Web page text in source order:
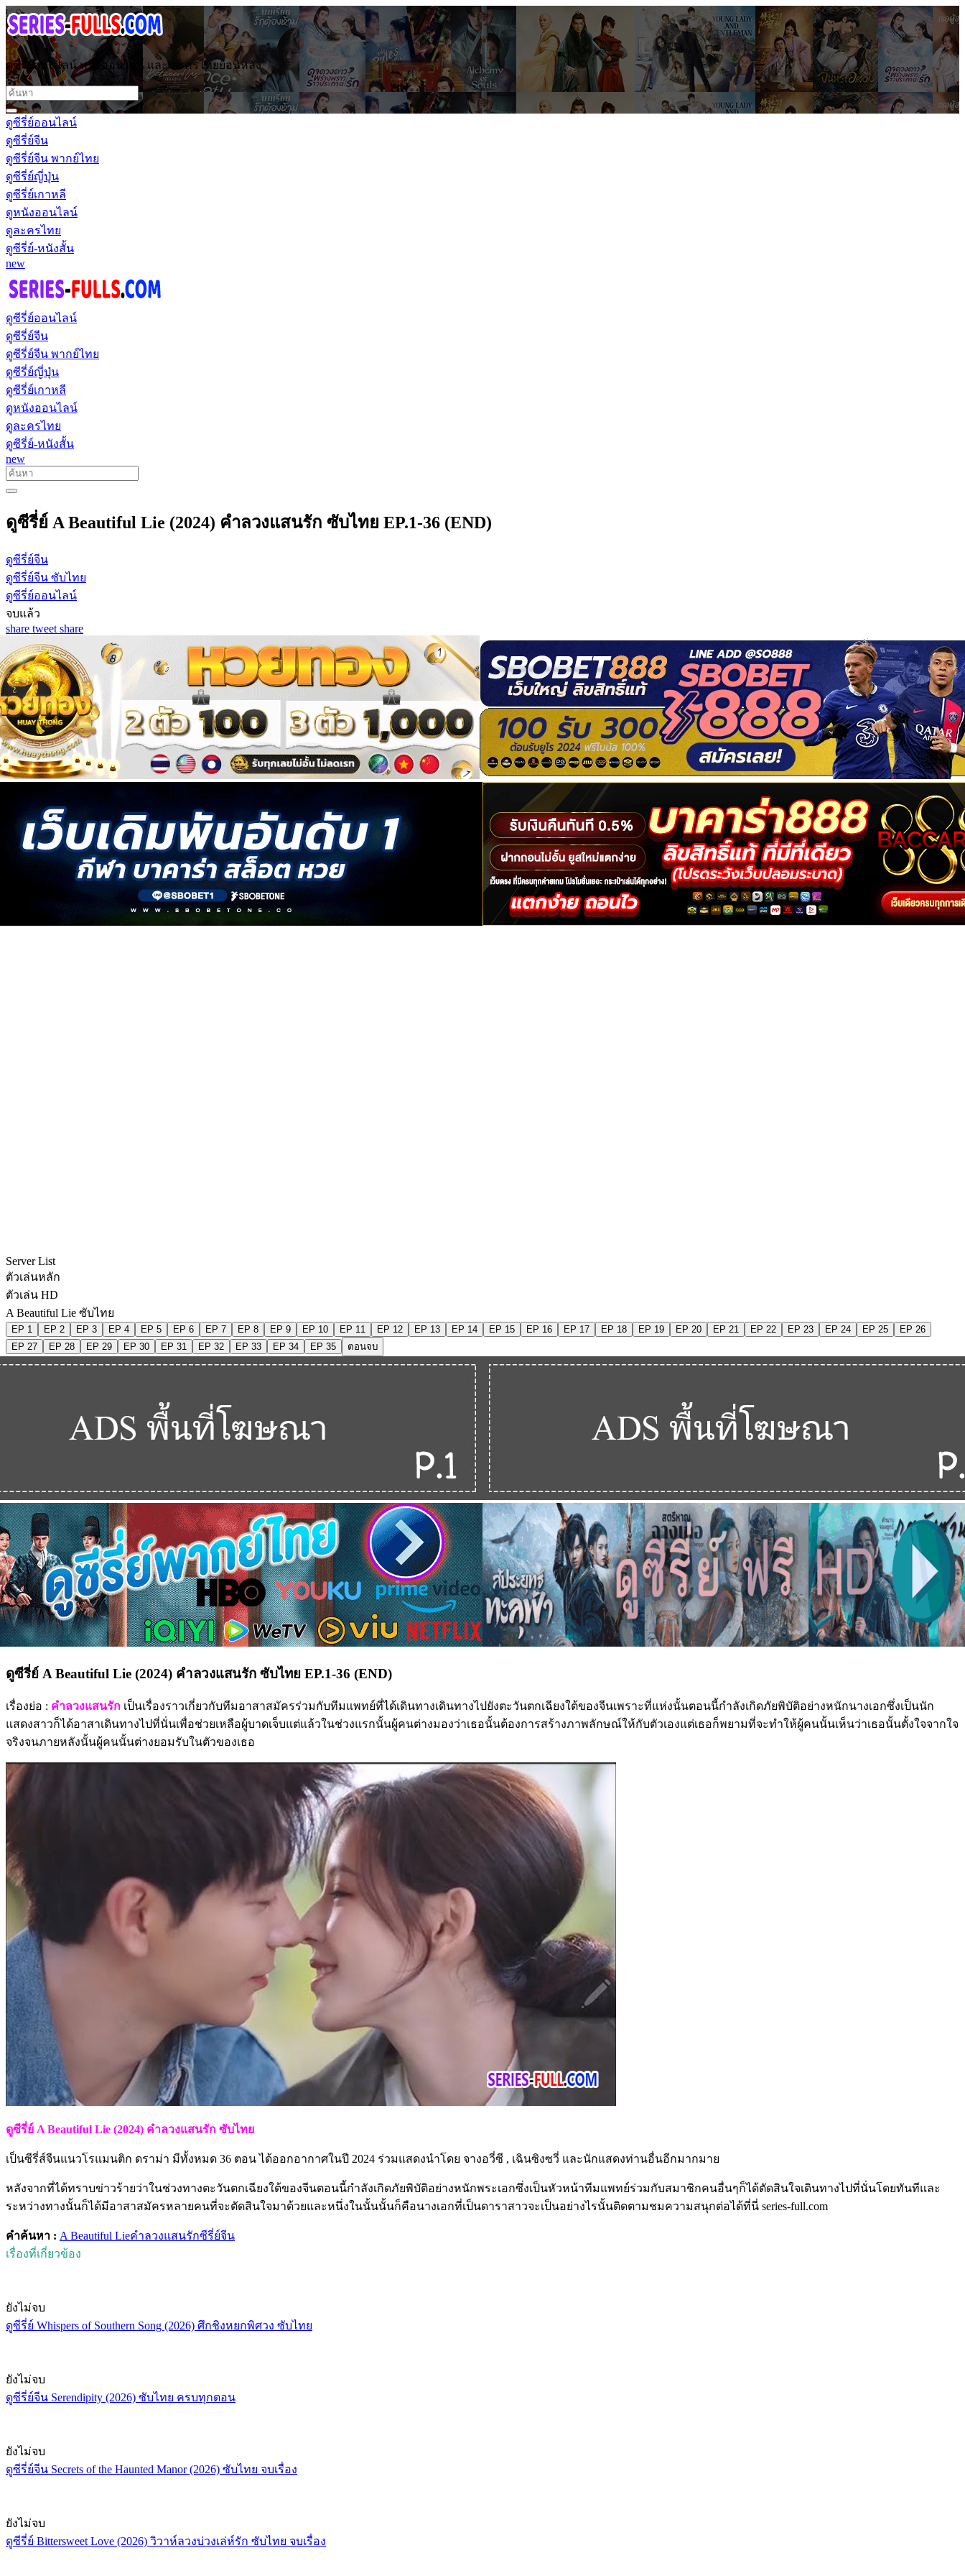
ดูซีรี่ย์ออนไลน์ หนังออนไลน์ และ ละครไทยย้อนหลัง
ดูซีรี่ย์ออนไลน์
ดูซีรี่ย์จีน
ดูซีรี่ย์จีน พากย์ไทย
ดูซีรี่ย์ญี่ปุ่น
ดูซีรี่ย์เกาหลี
ดูหนังออนไลน์
ดูละครไทย
ดูซีรี่ย์-หนังสั้น
new
ดูซีรี่ย์ออนไลน์
ดูซีรี่ย์จีน
ดูซีรี่ย์จีน พากย์ไทย
ดูซีรี่ย์ญี่ปุ่น
ดูซีรี่ย์เกาหลี
ดูหนังออนไลน์
ดูละครไทย
ดูซีรี่ย์-หนังสั้น
new
ดูซีรี่ย์ A Beautiful Lie (2024) คำลวงแสนรัก ซับไทย EP.1-36 (END)
ดูซีรี่ย์จีน
ดูซีรี่ย์จีน ซับไทย
ดูซีรี่ย์ออนไลน์
จบแล้ว
share tweet share
Server List
ตัวเล่นหลัก
ตัวเล่น HD
A Beautiful Lie ซับไทย
EP 1 EP 2 EP 3 EP 4 EP 5 EP 6 EP 7 EP 8 EP 9 EP 10 EP 11 EP 12 EP 13 EP 14 EP 15 EP 16 EP 17 EP 18 EP 19 EP 20 EP 21 EP 22 EP 23 EP 24 EP 25
EP 26
EP 27
EP 28 EP 29 EP 30 EP 31 EP 32 EP 33 EP 34 EP 35 ตอนจบ
ดูซีรี่ย์ A Beautiful Lie (2024) คำลวงแสนรัก ซับไทย EP.1-36 (END)
เรื่องย่อ : คำลวงแสนรัก เป็นเรื่องราวเกี่ยวกับทีมอาสาสมัครร่วมกับทีมแพทย์ที่ได้เดินทางเดินทางไปยังตะวันตกเฉียงใต้ของจีนเพราะที่แห่งนั้นตอนนี้กำลังเกิดภัยพิบัติอย่างหนักนางเอกซึ่งเป็นนัก
แสดงสาวก็ได้อาสาเดินทางไปที่นั่นเพื่อช่วยเหลือผู้บาดเจ็บแต่แล้วในช่วงแรกนั้นผู้คนต่างมองว่าเธอนั้นต้องการสร้างภาพลักษณ์ให้กับตัวเองแต่เธอก็พยามที่จะทำให้ผู้คนนั้นเห็นว่าเธอนั้นตั้งใจจากใจ
จริงจนภายหลังนั้นผู้คนนั้นต่างยอมรับในตัวของเธอ
ดูซีรี่ย์ A Beautiful Lie (2024) คำลวงแสนรัก ซับไทย
เป็นซีรี่ส์จีนแนวโรแมนติก ดราม่า มีทั้งหมด 36 ตอน ได้ออกอากาศในปี 2024 ร่วมแสดงนำโดย จางอวี่ซี , เฉินซิงซวี่ และนักแสดงท่านอื่นอีกมากมาย
หลังจากที่ได้ทราบข่าวร้ายว่าในช่วงทางตะวันตกเฉียงใต้ของจีนตอนนี้กำลังเกิดภัยพิบัติอย่างหนักพระเอกซึ่งเป็นหัวหน้าทีมแพทย์ร่วมกับสมาชิกคนอื่นๆก็ได้ตัดสินใจเดินทางไปที่นั่นโดยทันทีและ
ระหว่างทางนั้นก็ได้มีอาสาสมัครหลายคนที่จะตัดสินใจมาด้วยและหนึ่งในนั้นนั้นก็คือนางเอกที่เป็นดาราสาวจะเป็นอย่างไรนั้นติดตามชมความสนุกต่อได้ที่นี่ series-full.com
คำค้นหา : A Beautiful Lieคำลวงแสนรักซีรี่ย์จีน
เรื่องที่เกี่ยวข้อง
ยังไม่จบ
ดูซีรี่ย์ Whispers of Southern Song (2026) ศึกชิงหยกพิศวง ซับไทย
ยังไม่จบ
ดูซีรี่ย์จีน Serendipity (2026) ซับไทย ครบทุกตอน
ยังไม่จบ
ดูซีรี่ย์จีน Secrets of the Haunted Manor (2026) ซับไทย จบเรื่อง
ยังไม่จบ
ดูซีรี่ย์ Bittersweet Love (2026) วิวาห์ลวงบ่วงเล่ห์รัก ซับไทย จบเรื่อง